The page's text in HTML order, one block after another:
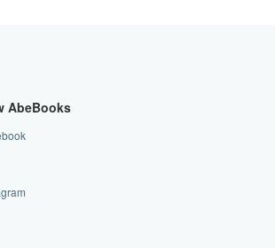
AbeBooks